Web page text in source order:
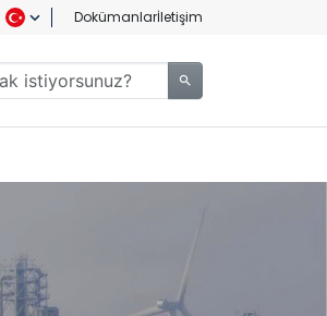
Dokümanlarİletişim